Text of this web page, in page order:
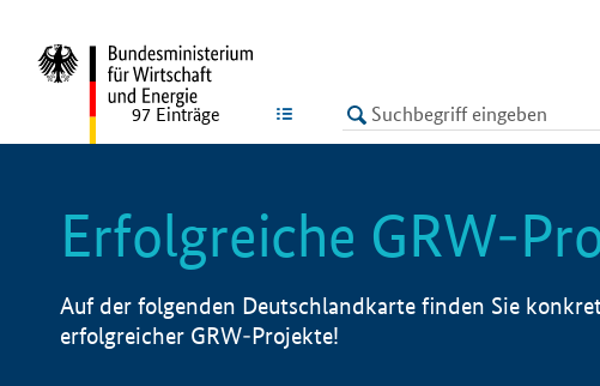
LISTE
97 Einträge
Erfolgreiche GRW-
Auf der folgenden Deutschlandkarte finden Sie
erfolgreicher GRW-Projekte!